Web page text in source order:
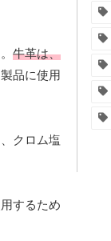
牛革は、
品に使用
クロム塩
するため